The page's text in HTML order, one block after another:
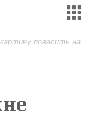
повесить на